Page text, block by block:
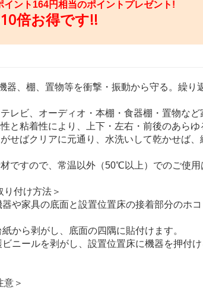
イント 164円相当のポイントプレゼント!
倍お得です!!
器、棚、置物等を衝撃・振動から守る。繰り
レビ、オーディオ・本棚・食器棚・置物など
と粘着性により、上下・左右・前後のあらゆ
せばクリアに元通り、水洗いして乾かせば、
ですので、常温以外（50℃以上）でのご使用
り付け方法＞
や家具の底面と設置位置床の接着部分のホ
から剥がし、底面の四隅に貼付けます。
ニールを剥がし、設置位置床に機器を押付
意＞